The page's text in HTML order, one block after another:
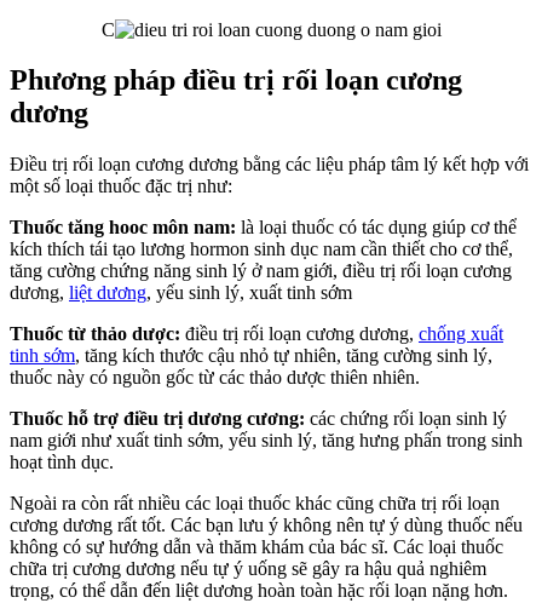
C
Phương pháp điều trị rối loạn cương
dương
Điều trị rối loạn cương dương bằng các liệu pháp tâm lý kết hợp với
một số loại thuốc đặc trị như:
Thuốc tăng hooc môn nam: là loại thuốc có tác dụng giúp cơ thể
kích thích tái tạo lương hormon sinh dục nam cần thiết cho cơ thể,
tăng cường chứng năng sinh lý ở nam giới, điều trị rối loạn cương
dương, liệt dương, yếu sinh lý, xuất tinh sớm
Thuốc từ thảo dược: điều trị rối loạn cương dương, chống xuất
tinh sớm, tăng kích thước cậu nhỏ tự nhiên, tăng cường sinh lý,
thuốc này có nguồn gốc từ các thảo dược thiên nhiên.
Thuốc hỗ trợ điều trị dương cương: các chứng rối loạn sinh lý
nam giới như xuất tinh sớm, yếu sinh lý, tăng hưng phấn trong sinh
hoạt tình dục.
Ngoài ra còn rất nhiều các loại thuốc khác cũng chữa trị rối loạn
cương dương rất tốt. Các bạn lưu ý không nên tự ý dùng thuốc nếu
không có sự hướng dẫn và thăm khám của bác sĩ. Các loại thuốc
chữa trị cương dương nếu tự ý uống sẽ gây ra hậu quả nghiêm
trọng, có thể dẫn đến liệt dương hoàn toàn hặc rối loạn nặng hơn.